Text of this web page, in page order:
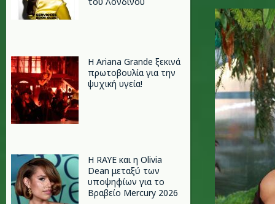
Η Ariana Grande ξεκινά
πρωτοβουλία για την
ψυχική υγεία!
Η RAYE και η Olivia
Dean μεταξύ των
υποψηφίων για το
Βραβείο Mercury 2026